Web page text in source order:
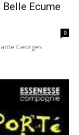
Ecume
0
Georges